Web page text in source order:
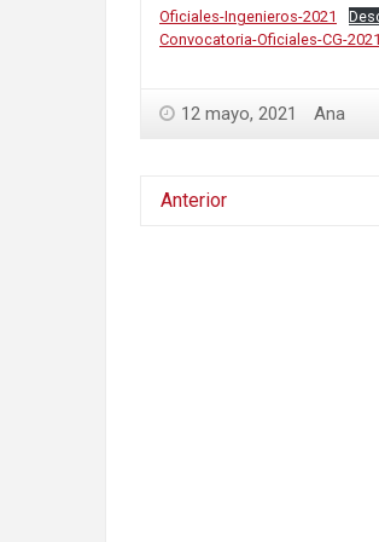
Oficiales-Ingenieros-2021
Convocatoria-Oficiales-CG-2021
12 mayo, 2021 Ana
Anterior